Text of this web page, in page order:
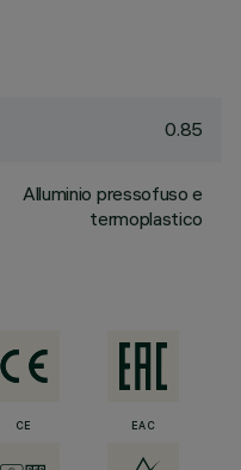
0.85
Alluminio pressofuso e
termoplastico
CE EAC